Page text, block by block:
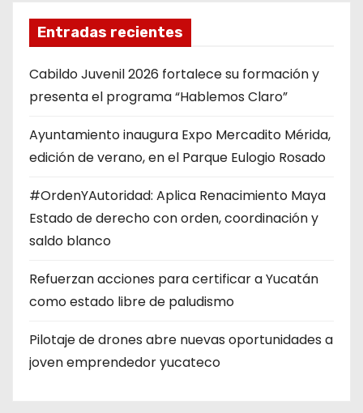
Entradas recientes
Cabildo Juvenil 2026 fortalece su formación y
presenta el programa “Hablemos Claro”
Ayuntamiento inaugura Expo Mercadito Mérida,
edición de verano, en el Parque Eulogio Rosado
#OrdenYAutoridad: Aplica Renacimiento Maya
Estado de derecho con orden, coordinación y
saldo blanco
Refuerzan acciones para certificar a Yucatán
como estado libre de paludismo
Pilotaje de drones abre nuevas oportunidades a
joven emprendedor yucateco